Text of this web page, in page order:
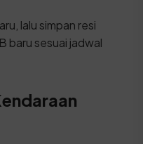
lalu simpan resi
baru sesuai jadwal